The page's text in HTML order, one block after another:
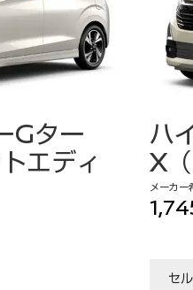
Gター
エディ
ハ
X
メーカー
セ